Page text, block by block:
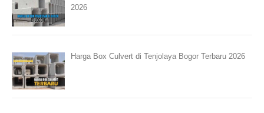
2026
Harga Box Culvert di Tenjolaya Bogor Terbaru 2026